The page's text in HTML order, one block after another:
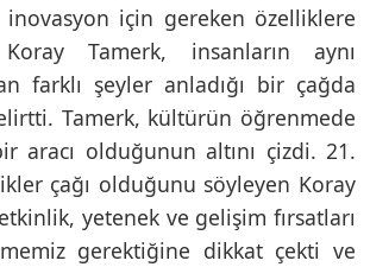
inovasyon için gereken özelliklere
Tamerk, insanların aynı
farklı şeyler anladığı bir çağda
Tamerk, kültürün öğrenmede
aracı olduğunun altını çizdi. 21.
çağı olduğunu söyleyen Koray
yetenek ve gelişim fırsatları
gerektiğine dikkat çekti ve